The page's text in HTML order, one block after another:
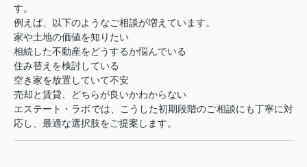
す。
例えば、以下のようなご相談が増えています。
家や土地の価値を知りたい
相続した不動産をどうするか悩んでいる
住み替えを検討している
空き家を放置していて不安
売却と賃貸、どちらが良いかわからない
エステート・ラボでは、こうした初期段階のご相談にも丁寧に対
応し、最適な選択肢をご提案します。